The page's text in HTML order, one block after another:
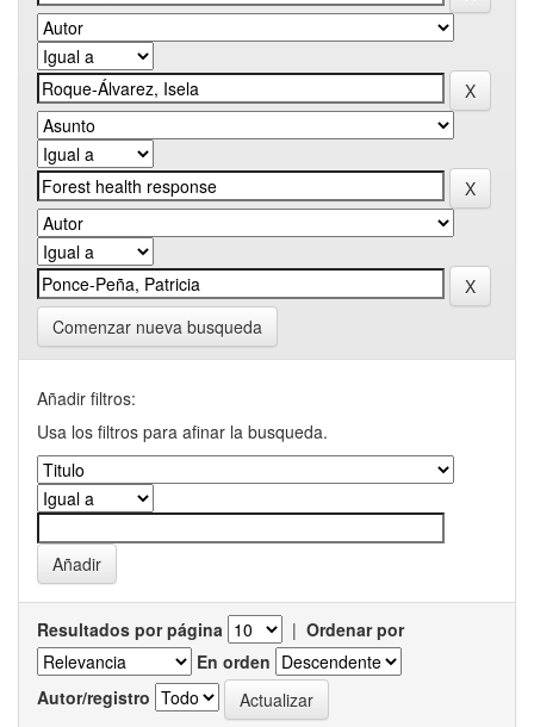
Comenzar nueva busqueda
Añadir filtros:
Usa los filtros para afinar la busqueda.
Resultados por página | Ordenar por
En orden
Autor/registro